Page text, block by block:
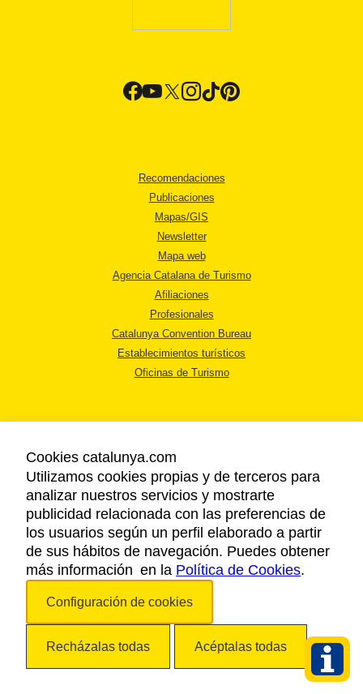
Recomendaciones
Publicaciones
Mapas/GIS
Newsletter
Mapa web
Agencia Catalana de Turismo
Afiliaciones
Profesionales
Catalunya Convention Bureau
Establecimientos turísticos
Oficinas de Turismo
AVISO LEGAL
POLÍTICA DE PRIVACIDAD
COOKIES
ACCESSIBILIDAD
Copyright © 2026. Agencia Catalana de Turismo. Todos los derechos
Cookies catalunya.com
Utilizamos cookies propias y de terceros para
analizar nuestros servicios y mostrarte
publicidad relacionada con las preferencias de
los usuarios según un perfil elaborado a partir
de sus hábitos de navegación. Puedes obtener
más información en la Política de Cookies.
Configuración de cookies
Recházalas todas Acéptalas todas